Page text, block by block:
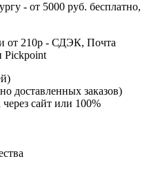
- от 5000 руб. бесплатно,
от 210р - СДЭК, Почта
Pickpoint
доставленных заказов)
сайт или 100%